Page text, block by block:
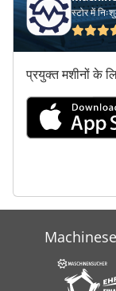
रोल-ऑफ टिपर
रोलिंग उपकरण
लड़ रोलर कटर
लेजर कट
स्टोर में
प्रयुक्त मशीनों के